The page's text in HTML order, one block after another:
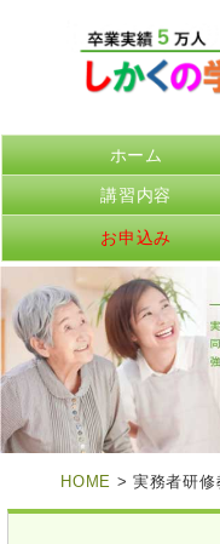
ホーム
講習内容
お申込み
HOME > 実務者研